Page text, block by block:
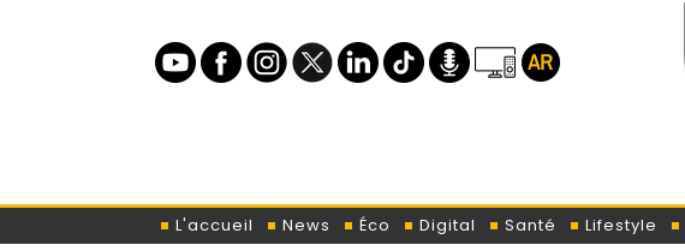
L'accueil News Éco Digital Santé Lifestyle